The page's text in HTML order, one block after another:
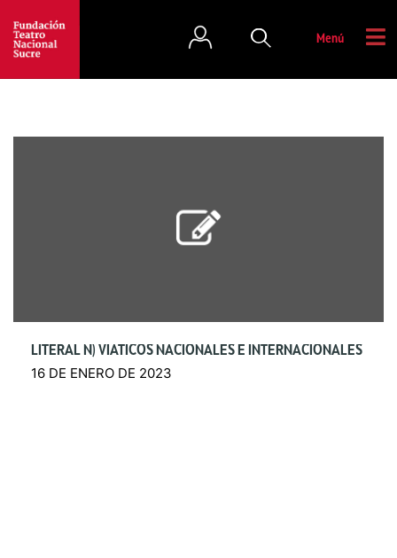
Menú
LITERAL N) VIÁTICOS NACIONALES E INTERNACIONALES
16 DE ENERO DE 2023